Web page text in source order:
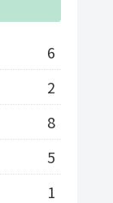
6
2
8
5
1